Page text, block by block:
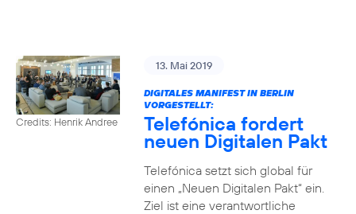
Credits: Henrik Andree
13. Mai 2019
DIGITALES MANIFEST IN BERLIN
VORGESTELLT:
Telefónica fordert
neuen Digitalen Pakt
Telefónica setzt sich global für
einen „Neuen Digitalen Pakt“ ein.
Ziel ist eine verantwortliche